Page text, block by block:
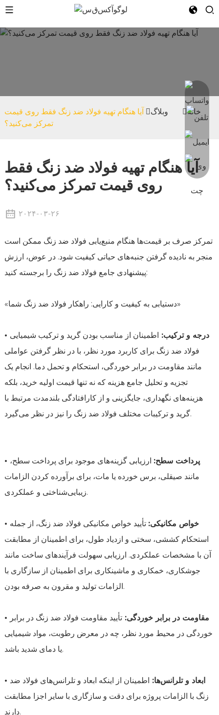
خانه وبلاگ
آیا هنگام تهیه فولاد ضد زنگ فقط روی قیمت
تمرکز می‌کنید؟
آیا هنگام تهیه فولاد ضد زنگ فقط
روی قیمت تمرکز می‌کنید؟
۲۰۲۴-۰۳-۲۶
تمرکز صرف بر قیمت‌ها هنگام منبع‌یابی فولاد ضد زنگ ممکن است
منجر به نادیده گرفتن جنبه‌های حیاتی کیفیت شود. در عوض، ارزش
پیشنهادی جامع فولاد ضد زنگ را برجسته کنید:
«دستیابی به کیفیت و کارایی: راهکار فولاد ضد زنگ شما»
• درجه و ترکیب: اطمینان از مناسب بودن گرید و ترکیب شیمیایی
فولاد ضد زنگ برای کاربرد مورد نظر، با در نظر گرفتن عواملی
مانند مقاومت در برابر خوردگی، استحکام و تحمل دما. انجام یک
تجزیه و تحلیل جامع هزینه که نه تنها قیمت اولیه خرید، بلکه
هزینه‌های نگهداری، جایگزینی و از کارافتادگی بلندمدت مرتبط با
گرید و ترکیبات مختلف فولاد ضد زنگ را نیز در نظر می‌گیرد.
• پرداخت سطح: ارزیابی گزینه‌های موجود برای پرداخت سطح،
مانند صیقلی، برس خورده یا مات، برای برآورده کردن الزامات
زیبایی‌شناختی و عملکردی.
• خواص مکانیکی: تأیید خواص مکانیکی فولاد ضد زنگ، از جمله
استحکام کششی، سختی و ازدیاد طول، برای اطمینان از مطابقت
آن با مشخصات عملکردی. ارزیابی سهولت فرآیندهای ساخت مانند
جوشکاری، خمکاری و ماشینکاری برای اطمینان از سازگاری با
الزامات تولید و مقرون به صرفه بودن.
• مقاومت در برابر خوردگی:تأیید مقاومت فولاد ضد زنگ در برابر
خوردگی در محیط مورد نظر، چه در معرض رطوبت، مواد شیمیایی
یا دمای شدید باشد.
• ابعاد و تلرانس‌ها: اطمینان از اینکه ابعاد و تلرانس‌های فولاد ضد
زنگ با الزامات پروژه برای دقت و سازگاری با سایر اجزا مطابقت
دارند.